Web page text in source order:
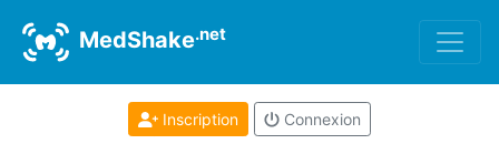
MedShake.net
Inscription Connexion